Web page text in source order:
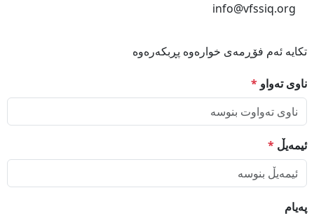
info@vfssiq.org
تکایە ئەم فۆڕمەی خوارەوە پڕبکەرەوە
ناوی تەواو *
ئیمەیڵ *
پەیام